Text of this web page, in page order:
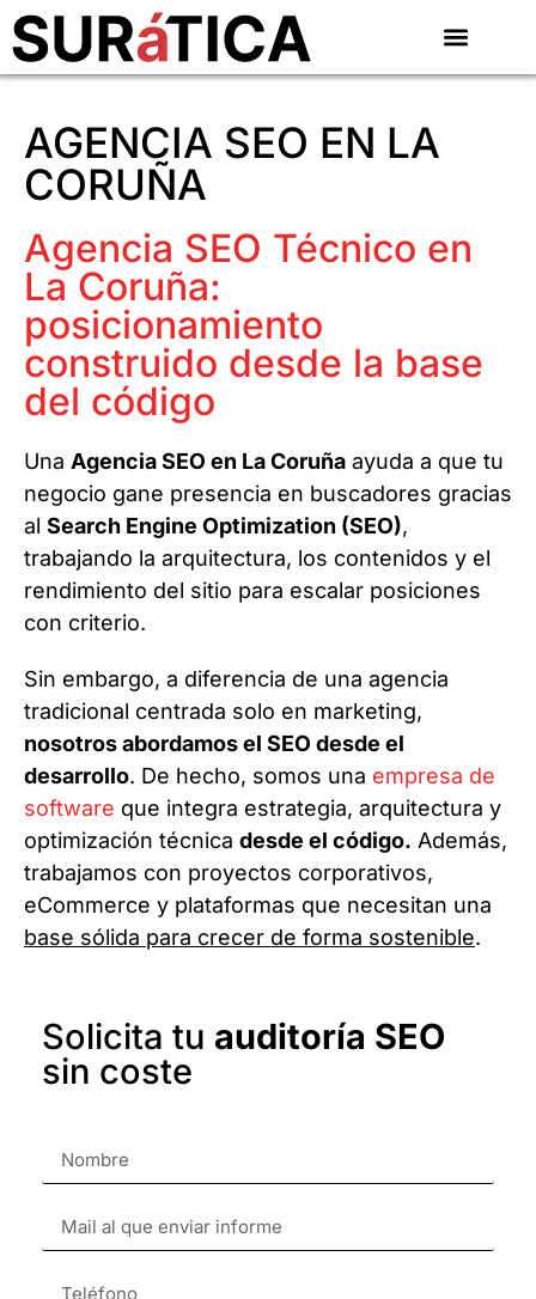
AGENCIA SEO EN LA
CORUÑA
Agencia SEO Técnico en
La Coruña:
posicionamiento
construido desde la base
del código
Una Agencia SEO en La Coruña ayuda a que tu
negocio gane presencia en buscadores gracias
al Search Engine Optimization (SEO),
trabajando la arquitectura, los contenidos y el
rendimiento del sitio para escalar posiciones
con criterio.
Sin embargo, a diferencia de una agencia
tradicional centrada solo en marketing,
nosotros abordamos el SEO desde el
desarrollo. De hecho, somos una empresa de
software que integra estrategia, arquitectura y
optimización técnica desde el código. Además,
trabajamos con proyectos corporativos,
eCommerce y plataformas que necesitan una
base sólida para crecer de forma sostenible.
Solicita tu auditoría SEO
sin coste